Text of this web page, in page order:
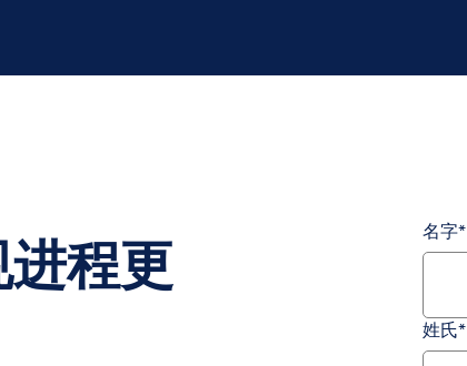
程更
名字*
姓氏*